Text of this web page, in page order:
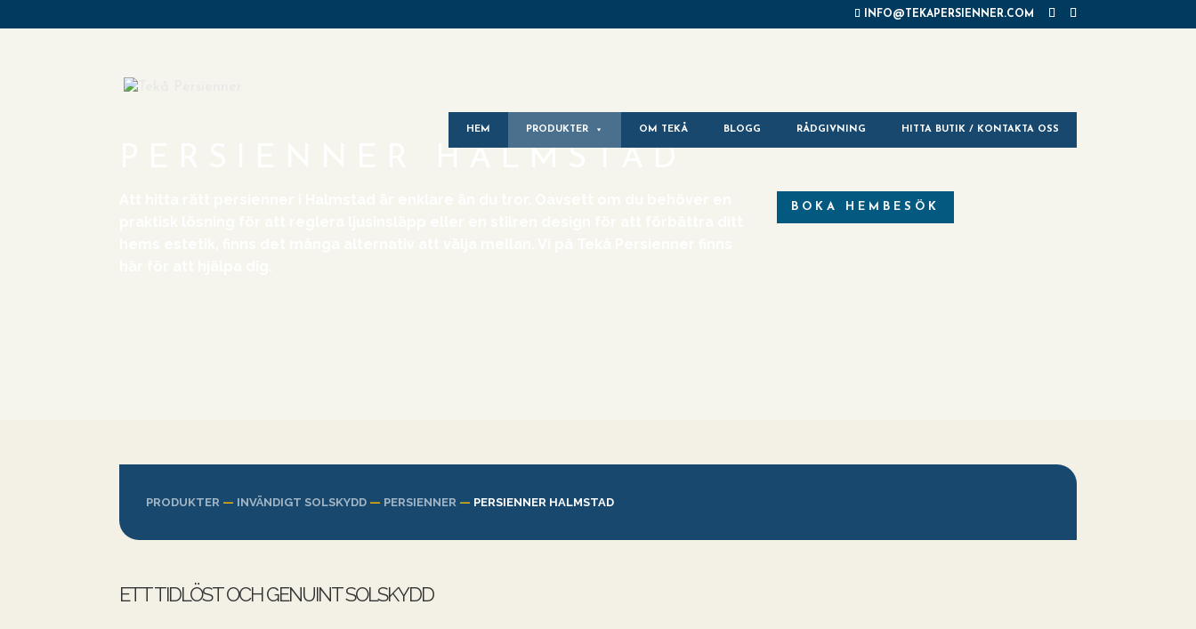
INFO@TEKAPERSIENNER.COM
HEM PRODUKTER OM TEKÅ BLOGG RÅDGIVNING HITTA BUTIK / KONTAKTA OSS
BOKA HEMBESÖK
PRODUKTER — INVÄNDIGT SOLSKYDD — PERSIENNER — PERSIENNER HALMSTAD
ETT TIDLÖST OCH GENUINT SOLSKYDD